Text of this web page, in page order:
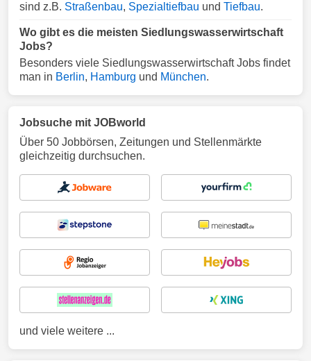
sind z.B. Straßenbau, Spezialtiefbau und Tiefbau.
Wo gibt es die meisten Siedlungswasserwirtschaft
Jobs?
Besonders viele Siedlungswasserwirtschaft Jobs findet
man in Berlin, Hamburg und München.
Jobsuche mit JOBworld
Über 50 Jobbörsen, Zeitungen und Stellenmärkte
gleichzeitig durchsuchen.
und viele weitere ...